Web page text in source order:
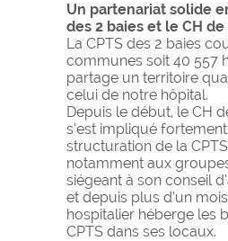
Un partenariat solide
des 2 baies et le CH
La CPTS des 2 baies
communes soit 40 557
partage un territoire
celui de notre hôpital.
Depuis le début, le CH
s’est impliqué
structuration de la
notamment aux
siégeant à son conseil
et depuis plus d’un
hospitalier héberge les
CPTS dans ses locaux.